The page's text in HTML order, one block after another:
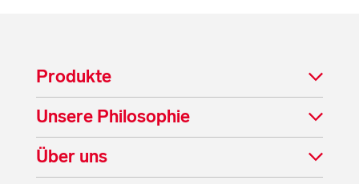
Produkte
Unsere Philosophie
Über uns